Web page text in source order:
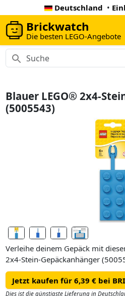
Deutschland •
Brickwatch
Die besten LEGO-Angebote
Blauer LEGO® 2x4-
(5005543)
Verleihe deinem Gepäck mit
2x4-Stein-Gepäckanhänger
Trage deine persönlichen
Silikon-Anhängers im LEGO®
ihn dann an deinem Koffer oder
Jetzt kaufen für 6,39 € bei
Dies ist die günstigste Lieferung in